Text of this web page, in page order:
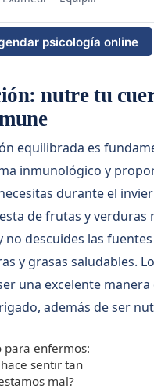
como
o trastorno
(TAE), es una
los cambios de
durante
psicología online
nutre tu
equilibrada es
inmunológico y
durante el
de frutas y verduras
no descuides las
y grasas saludables.
una excelente manera
además de ser
para enfermos:
sentir tan
mal?